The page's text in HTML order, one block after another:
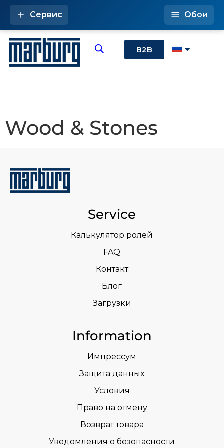
B2B
Сервис Обои
Wood & Stones
Service
Калькулятор ролей
FAQ
Контакт
Блог
Загрузки
Information
Импрессум
Защита данных
Условия
Право на отмену
Возврат товара
Уведомления о безопасности